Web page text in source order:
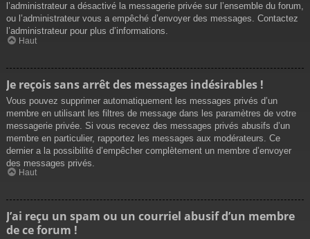
l’administrateur a désactivé la messagerie privée sur l’ensemble du forum,
ou l’administrateur vous a empêché d’envoyer des messages. Contactez
l’administrateur pour plus d’informations.
Haut
Je reçois sans arrêt des messages indésirables !
Vous pouvez supprimer automatiquement les messages privés d’un
membre en utilisant les filtres de message dans les paramètres de votre
messagerie privée. Si vous recevez des messages privés abusifs d’un
membre en particulier, rapportez les messages aux modérateurs. Ce
dernier a la possibilité d’empêcher complètement un membre d’envoyer
des messages privés.
Haut
J’ai reçu un spam ou un courriel abusif d’un membre
de ce forum !